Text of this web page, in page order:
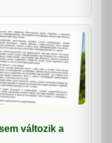
változik a